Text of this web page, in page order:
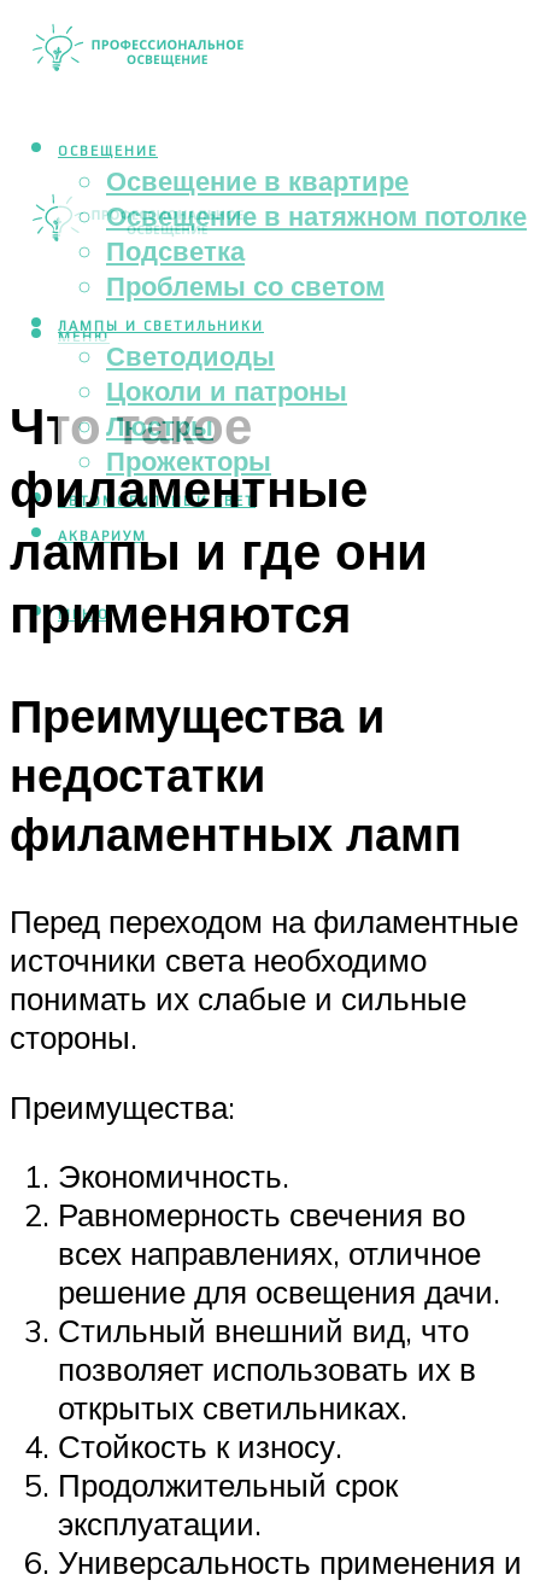
ОСВЕЩЕНИЕ
Освещение в квартире
Освещение в натяжном потолке
Подсветка
Проблемы со светом
ЛАМПЫ И СВЕТИЛЬНИКИ
Светодиоды
Цоколи и патроны
Люстры
Прожекторы
АВТОМОБИЛЬНЫЙ СВЕТ
АКВАРИУМ
МЕНЮ
МЕНЮ
Что такое
филаментные
лампы и где они
применяются
Преимущества и
недостатки
филаментных ламп
Перед переходом на филаментные
источники света необходимо
понимать их слабые и сильные
стороны.
Преимущества:
Экономичность.
Равномерность свечения во
всех направлениях, отличное
решение для освещения дачи.
Стильный внешний вид, что
позволяет использовать их в
открытых светильниках.
Стойкость к износу.
Продолжительный срок
эксплуатации.
Универсальность применения и